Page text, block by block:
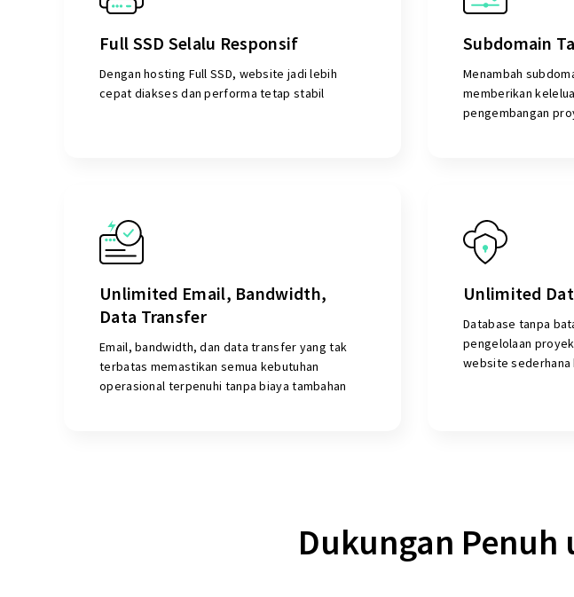
Full SSD Selalu Responsif
Dengan hosting Full SSD, website jadi lebih
cepat diakses dan performa tetap stabil
Subdomain
Menambah
memberikan
pengembangan
Unlimited Email, Bandwidth,
Data Transfer
Email, bandwidth, dan data transfer yang tak
terbatas memastikan semua kebutuhan
operasional terpenuhi tanpa biaya tambahan
Unlimited
Database tanpa
pengelolaan
website sederhana
Dukungan